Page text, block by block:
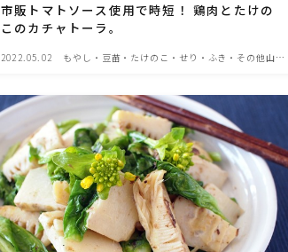
野菜料理(ブロッコ
かぼちゃ・ゴーヤ)
野菜料理(キャベツ
ス・小松菜・にら)
野菜料理(ズッキー
ら豆・えんどう・オク
市販トマトソース使用で時短！ 鶏肉とたけの
このカチャトーラ。
2022.05.02
もやし・豆苗・たけのこ・せり・ふき・その他山菜